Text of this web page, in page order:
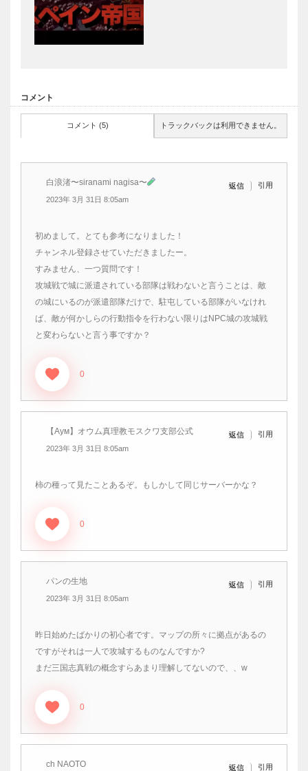
コメント
コメント (5) トラックバックは利用できません。
白浪渚〜siranami nagisa〜
2023年 3月 31日 8:05am
返信 引用
初めまして。とても参考になりました！
チャンネル登録させていただきましたー。
すみません、一つ質問です！
攻城戦で城に派遣されている部隊は戦わないと言うことは、敵
の城にいるのが派遣部隊だけで、駐屯している部隊がいなけれ
ば、敵が何かしらの行動指令を行わない限りはNPC城の攻城戦
と変わらないと言う事ですか？
0
【Аум】オウム真理教モスクワ支部公式
2023年 3月 31日 8:05am
返信 引用
柿の種って見たことあるぞ。もしかして同じサーバーかな？
0
パンの生地
2023年 3月 31日 8:05am
返信 引用
昨日始めたばかりの初心者です。マップの所々に拠点があるの
ですがそれは一人で攻城するものなんですか?
まだ三国志真戦の概念すらあまり理解してないので、、w
0
ch NAOTO 返信 引用